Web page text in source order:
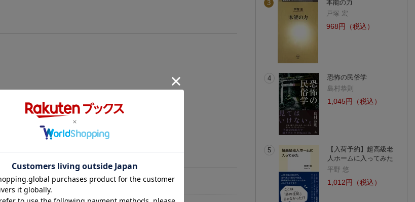
3
本能の力
戸塚 宏
968円（税込）
4
恐怖の民俗学
島村恭則
1,045円（税込）
5
【入荷予約】超高級老
人ホームに入ってみた
平野 悠
1,012円（税込）